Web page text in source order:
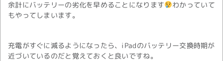
余計にバッテリーの劣化を早めることになります わかっていて
もやってしまいます。
充電がすぐに減るようになったら、iPadのバッテリー交換時期が
近づいているのだと覚えておくと良いですね。